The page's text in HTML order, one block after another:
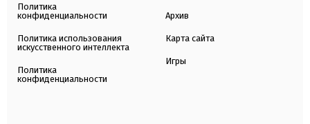
Политика
конфиденциальности
Политика использования
искусственного интеллекта
Политика
конфиденциальности
Архив
Карта сайта
Игры